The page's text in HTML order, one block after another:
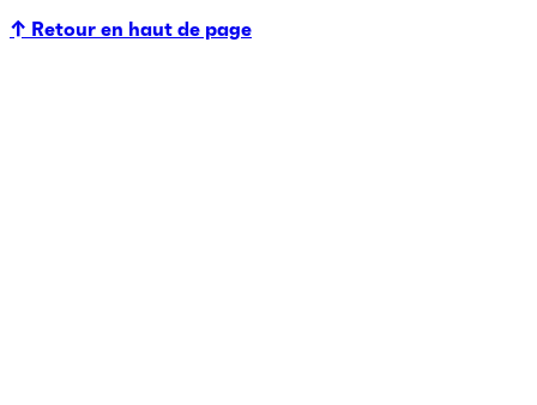
↑ Retour en haut de page